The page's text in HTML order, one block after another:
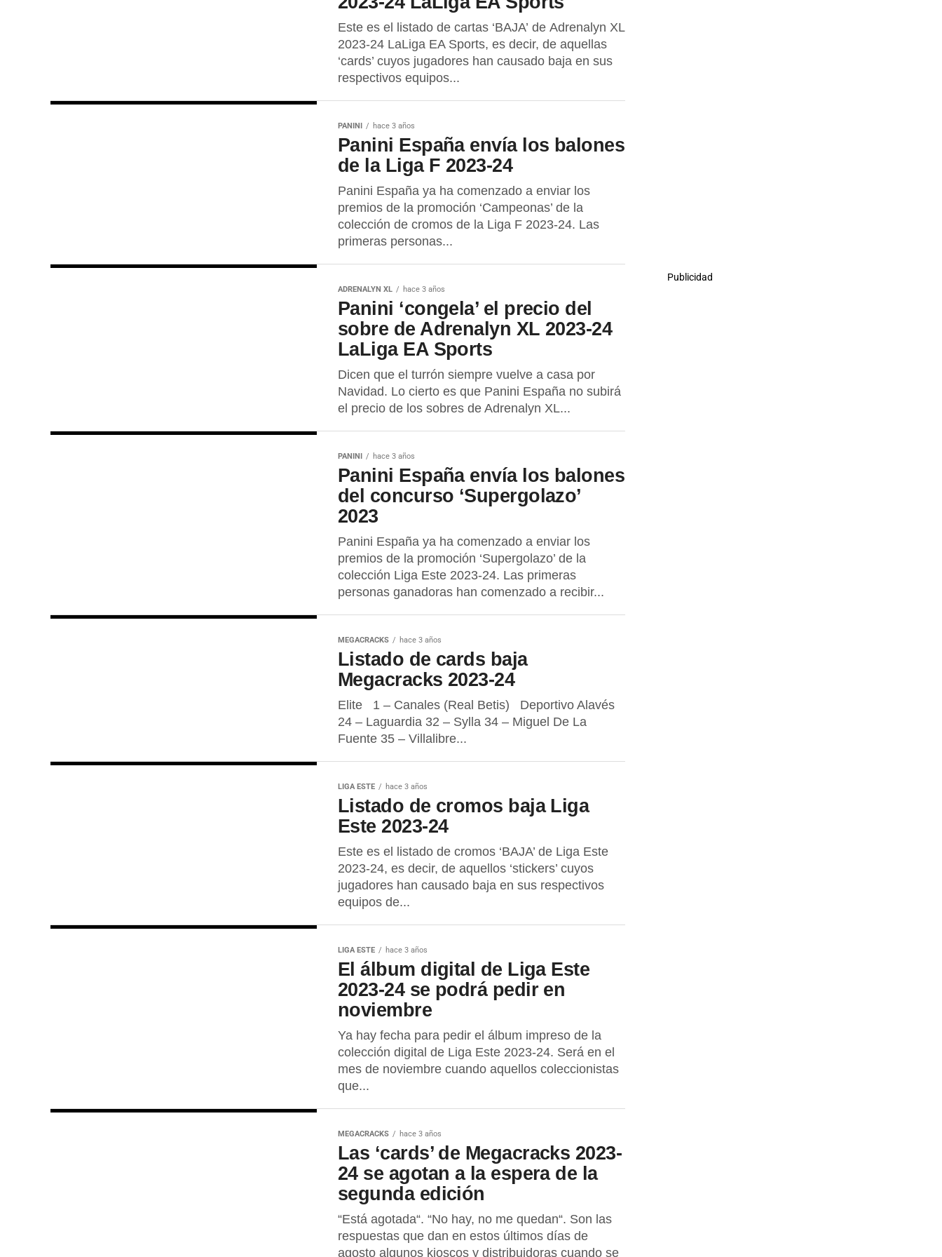
Este es el listado de cartas ‘BAJA’ de Adrenalyn XL
2023-24 LaLiga EA Sports, es decir, de aquellas
‘cards’ cuyos jugadores han causado baja en sus
respectivos equipos...
PANINI hace 3 años
Panini España envía los balones
de la Liga F 2023-24
Panini España ya ha comenzado a enviar los
premios de la promoción ‘Campeonas’ de la
colección de cromos de la Liga F 2023-24. Las
primeras personas...
ADRENALYN XL hace 3 años
Panini ‘congela’ el precio del
sobre de Adrenalyn XL 2023-24
LaLiga EA Sports
Dicen que el turrón siempre vuelve a casa por
Navidad. Lo cierto es que Panini España no subirá
el precio de los sobres de Adrenalyn XL...
PANINI hace 3 años
Panini España envía los balones
del concurso ‘Supergolazo’
2023
Panini España ya ha comenzado a enviar los
premios de la promoción ‘Supergolazo’ de la
colección Liga Este 2023-24. Las primeras
personas ganadoras han comenzado a recibir...
MEGACRACKS hace 3 años
Listado de cards baja
Megacracks 2023-24
Elite 1 – Canales (Real Betis) Deportivo Alavés
24 – Laguardia 32 – Sylla 34 – Miguel De La
Fuente 35 – Villalibre...
LIGA ESTE hace 3 años
Listado de cromos baja Liga
Este 2023-24
Este es el listado de cromos ‘BAJA’ de Liga Este
2023-24, es decir, de aquellos ‘stickers’ cuyos
jugadores han causado baja en sus respectivos
equipos de...
LIGA ESTE hace 3 años
El álbum digital de Liga Este
2023-24 se podrá pedir en
noviembre
Ya hay fecha para pedir el álbum impreso de la
colección digital de Liga Este 2023-24. Será en el
mes de noviembre cuando aquellos coleccionistas
que...
MEGACRACKS hace 3 años
Las ‘cards’ de Megacracks 2023-
24 se agotan a la espera de la
segunda edición
“Está agotada“. “No hay, no me quedan“. Son las
respuestas que dan en estos últimos días de
agosto algunos kioscos y distribuidoras cuando se
Publicidad